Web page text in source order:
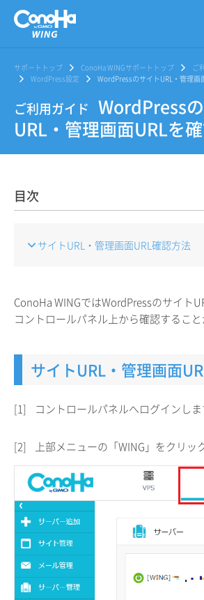
サポートトップ ConoHa WINGサポートトップ ご
WordPress設定
WordPressのサイトURL・管理画
ご利用ガイド WordPress
URL・管理画面URLを
目次
サイトURL・管理画面URL確認方法
ConoHa WINGではWordPressのサイト
コントロールパネル上から確認すること
サイトURL・管理画面
[1] コントロールパネルへログインしま
[2] 上部メニューの「WING」をクリッ